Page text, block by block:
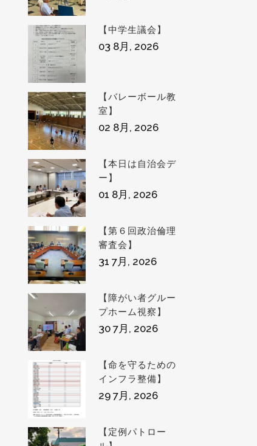
【中学生議会】
03 8月, 2026
【バレーボール教
室】
02 8月, 2026
【本日は自治会デ
ー】
01 8月, 2026
【第６回政治倫理
審査会】
31 7月, 2026
【障がい者グルー
プホーム視察】
30 7月, 2026
【命を守るための
インフラ整備】
29 7月, 2026
【定例パトロー